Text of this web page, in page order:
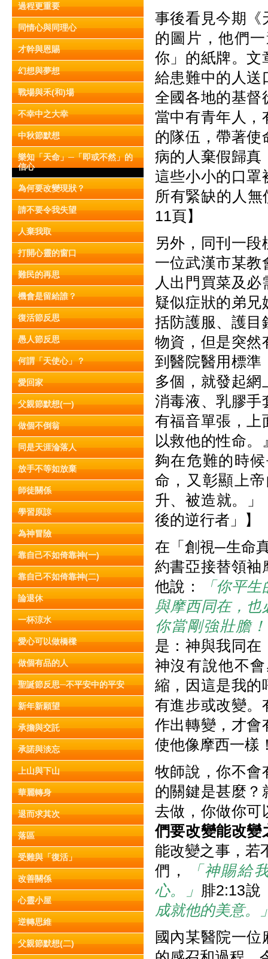
過程更重要
同情心與同理心
才幹與恩賜
幻想與夢想
戰場與禾(和)場
不幸中之大幸
中秋節默想
樂知「天命」─「即或不然」的
信心
為何要改變現狀？
請不要令我失望
人棄我取
打開心靈的窗口
難民的再思
機會是留給誰？
復活節反思
愚人節反思
何謂「天使心」？
愛回家
父親節默想(一)
做個不倒翁
同是天涯淪落人
放手不等如放棄
師徒關係
學習原諒
為神冒險
靠自己不如倚靠神(一)
靠自己不如倚靠神(二)
論退休
一杯涼水
愛心可以做橋樑
做個有品的人
聖誕節反思─不平安中的平安
新年新願望
承擔與交託
承諾與淡忘
上山與下山
華麗轉身
退而求其次
落區
受難與「復活」
改善關係
心靈小屋
逆轉思維
父親節默想(二)
事後看見今期《
的圖片，他們
你」的紙牌。文
給患難中的人送
全國各地的基督
當中有青年人，
的隊伍，帶著使
病的人棄假歸真
這些小小的口罩
所有緊缺的人
11頁】
另外，同刊一
一位武漢市某教
人出門買菜及
疑似症狀的弟兄
括防護服、護目
物資，但是突然
到醫院醫用標準
多個，就發起
消毒液、乳膠手
有福音單張，上
以救他的性命
夠在危難的時
命，又彰顯上
升、被造就。
後的逆行者」】
在「創視─生命
約書亞接替領袖
他說：
「你平
與摩西同在，也
你當剛強壯膽
是：神與我同在
神沒有說他不
縮，因這是我的
有進步或改變。
作出轉變，才會
使他像摩西一樣
牧師說，你不會
的關鍵是甚麼？
去做，你做你可
們要改變能改變
能改變之事，若
們，
「神賜給
心。」 腓2:13說
成就他的美意。
國內某醫院一